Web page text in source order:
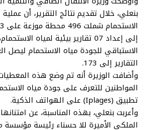
بنعلي، خلال تقديم نتائج التقرير، أن
إلى إعداد 07 تقارير بيئية لمياه
الاستباقي للجودة مياه الاستحمام ليصل
التقارير إلى 173.
وأضافت الوزيرة أنه تم وضع هذه
المواطنين للتعرف على جودة مياه
تطبيق (Iplages) على الهواتف الذكية.
وأعربت بنعلي، بهذه المناسبة، عن
الملكي الأميرة للا حسناء رئيسة